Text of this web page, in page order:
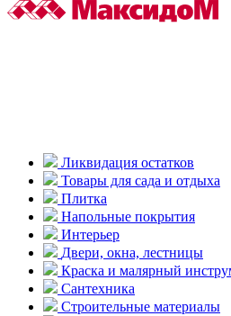
Ликвидация остатков
Товары для сада и отдыха
Плитка
Напольные покрытия
Интерьер
Двери, окна, лестницы
Краска и малярный
Сантехника
Строительные материалы